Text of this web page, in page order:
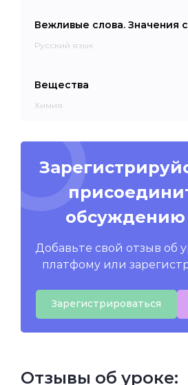
Вежливые слова. Значения
Русский язык
Вещества
Химия
обсуждению
Добавьте свой отзыв об
платфому или
Зарегистрироваться
Отзывы об уроке: